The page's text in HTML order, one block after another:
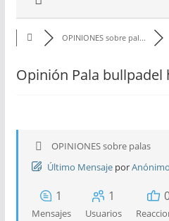
OPINIONES sobre pal...
Opinión Pala bullpadel
OPINIONES sobre palas
Último Mensaje porAnónimo
1
Mensajes
1
Usuarios